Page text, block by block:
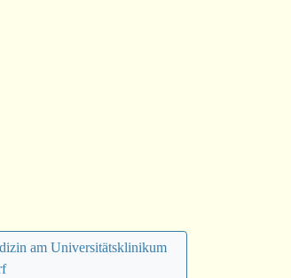
am Universitätsklinikum